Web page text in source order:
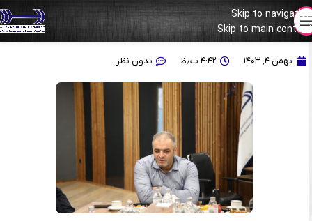
Skip to navigation
Skip to main content
تماس تصویری رییس فدراسیون وزنه‌برداری با بازیکن فداکار بابلی
بهمن ۴, ۱۴۰۳ ۴:۴۲ ب٫ظ بدون نظر